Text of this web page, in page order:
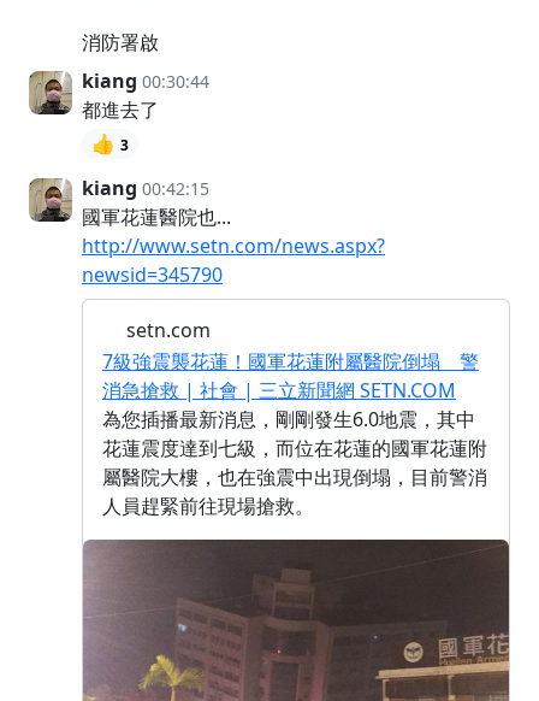
消防署啟
kiang 00:30:44
都進去了
👍 3
kiang 00:42:15
國軍花蓮醫院也...
http://www.setn.com/news.aspx?
newsid=345790
setn.com
7級強震襲花蓮！國軍花蓮附屬醫院倒塌 警
消急搶救 | 社會 | 三立新聞網 SETN.COM
為您插播最新消息，剛剛發生6.0地震，其中
花蓮震度達到七級，而位在花蓮的國軍花蓮附
屬醫院大樓，也在強震中出現倒塌，目前警消
人員趕緊前往現場搶救。